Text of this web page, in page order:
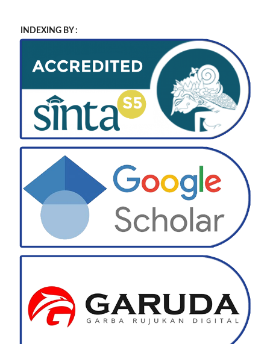
INDEXING BY :